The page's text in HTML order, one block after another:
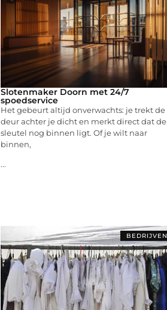
Slotenmaker Doorn met 24/7
spoedservice
Het gebeurt altijd onverwachts: je trekt de
deur achter je dicht en merkt direct dat de
sleutel nog binnen ligt. Of je wilt naar
binnen,
...
BEDRIJVEN